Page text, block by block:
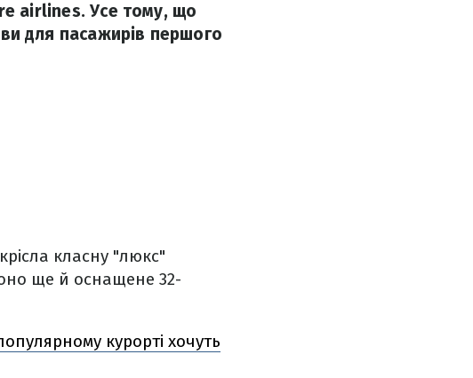
airlines. Усе тому, що
для пасажирів першого
класну "люкс"
ще й оснащене 32-
курорті хочуть